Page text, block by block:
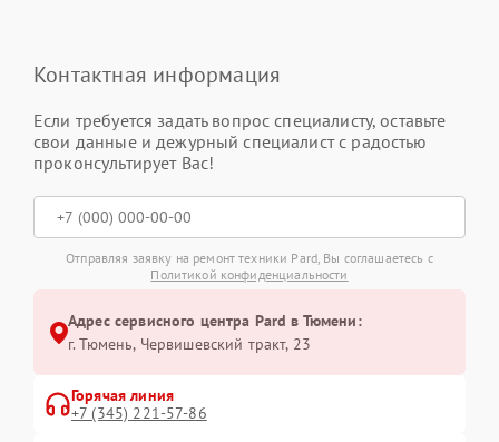
Контактная информация
Если требуется задать вопрос специалисту, оставьте
свои данные и дежурный специалист с радостью
проконсультирует Вас!
Отправляя заявку на ремонт техники Pard, Вы соглашаетесь с
Политикой конфиденциальности
Адрес сервисного центра Pard в Тюмени:
г. Тюмень, ​Червишевский тракт, 23
Горячая линия
+7 (345) 221-57-86